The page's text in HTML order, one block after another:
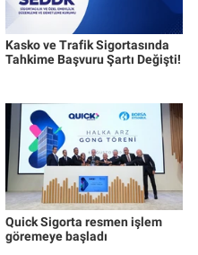
Kasko ve Trafik Sigortasında
Tahkime Başvuru Şartı Değişti!
Quick Sigorta resmen işlem
göremeye başladı